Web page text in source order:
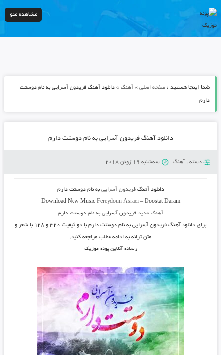
مشاهده منو
شما اینجا هستید : صفحه اصلی» آهنگ» دانلود آهنگ فریدون آسرایی به نام دوستت
دارم
دانلود آهنگ فریدون آسرایی به نام دوستت دارم
دسته : آهنگ سه‌شنبه 19 ژوئن 2018
دانلود آهنگفریدون آسرایی به نامدوستت دارم
Download New Music Fereydoun Asraei– Doostat Daram
آهنگ جدیدفریدون آسرایی به نام دوستت دارم
برای دانلود آهنگ فریدون آسراییبه نام دوستت دارم
با دو کیفیت ۳۲۰ و ۱۲۸ با شعر و
متن ترانه به ادامه مطلب مراجعه کنید.
رسانه آنلاین پونه موزیک